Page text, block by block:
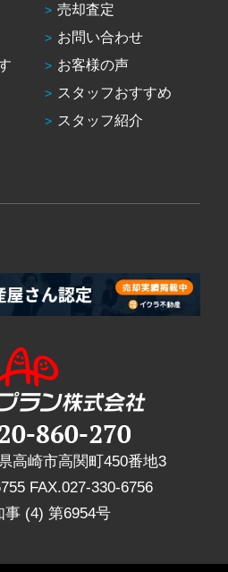
売却査定
お問い合わせ
お客様の声
スタッフおすすめ
スタッフ紹介
高崎市高関町450番地3
FAX.027-330-6756
事 (4) 第6954号